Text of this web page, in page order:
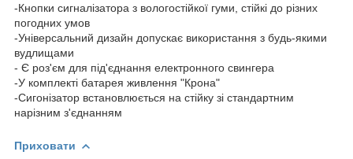
-Кнопки сигналізатора з вологостійкої гуми, стійкі до різних
погодних умов
-Універсальний дизайн допускає використання з будь-якими
вудлищами
- Є роз'єм для під'єднання електронного свингера
-У комплекті батарея живлення "Крона"
-Сигонізатор встановлюється на стійку зі стандартним
нарізним з'єднанням
Приховати